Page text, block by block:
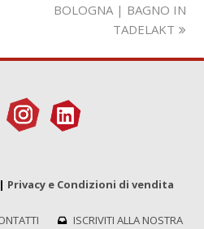
visualizza
BOLOGNA | BAGNO IN
TADELAKT
| Privacy e Condizioni di vendita
ISCRIVITI ALLA NOSTRA